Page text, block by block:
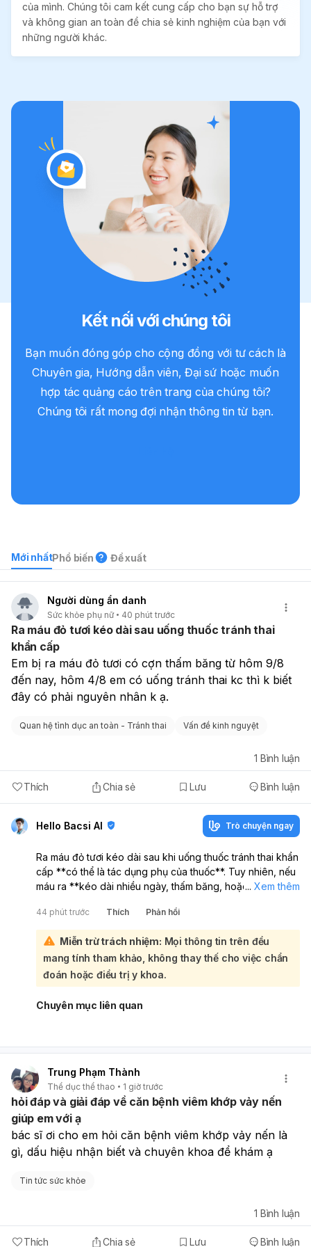
của mình. Chúng tôi cam kết cung cấp cho bạn sự hỗ trợ
và không gian an toàn để chia sẻ kinh nghiệm của bạn với
những người khác.
Kết nối với chúng tôi
Bạn muốn đóng góp cho cộng đồng với tư cách là
Chuyên gia, Hướng dẫn viên, Đại sứ hoặc muốn
hợp tác quảng cáo trên trang của chúng tôi?
Chúng tôi rất mong đợi nhận thông tin từ bạn.
Mới nhấtPhổ biến Đề xuất
Người dùng ẩn danh
Sức khỏe phụ nữ 40 phút trước
Ra máu đỏ tươi kéo dài sau uống thuốc tránh thai
khẩn cấp
Em bị ra máu đỏ tươi có cợn thấm băng từ hôm 9/8
đến nay, hôm 4/8 em có uống tránh thai kc thì k biết
đây có phải nguyên nhân k ạ.
Quan hệ tình dục an toàn - Tránh thai Vấn đề kinh nguyệt
Thích Chia sẻ Lưu Bình luận
1 Bình luận
Hello Bacsi AI Trò chuyện ngay
Ra máu đỏ tươi kéo dài sau khi uống thuốc tránh thai khẩn
cấp **có thể là tác dụng phụ của thuốc**. Tuy nhiên, nếu
máu ra **kéo dài nhiều ngày, thấm băng, hoặc không
ngoài tử cung hoặc vấn đề phụ khoa khác**:
Thuốc tránh thai khẩn cấp có thể gây ra máu bất thường
trong khoảng1–7 ngày. Nếu bạn uống thuốc ngày4/8
sau đó ra máu từ9/8 đến nay, thìcó thể liên quan đến
thuốc, nhưngkhông nên chủ quan
không phải lúc nào cũng chỉ do tác dụng phụ. Bạn nên:
Theo dõi lượng máu ra mỗi ngày
chóng mặt, ra máu nhiều, máu không giảm, hoặc
phân biệtra máu do thuốc
dựa trên
thời điểm và lượng máu.
... Xem thêm
44 phút trước Thích Phản hồi
Miễn trừ trách nhiệm: Mọi thông tin trên đều
mang tính tham khảo, không thay thế cho việc chẩn
đoán hoặc điều trị y khoa.
Chuyên mục liên quan
Trung Phạm Thành
Thể dục thể thao 1 giờ trước
hỏi đáp và giải đáp về căn bệnh viêm khớp vảy nến
giúp em với ạ
bác sĩ ơi cho em hỏi căn bệnh viêm khớp vảy nến là
gì, dấu hiệu nhận biết và chuyên khoa để khám ạ
Tin tức sức khỏe
Thích Chia sẻ Lưu Bình luận
1 Bình luận